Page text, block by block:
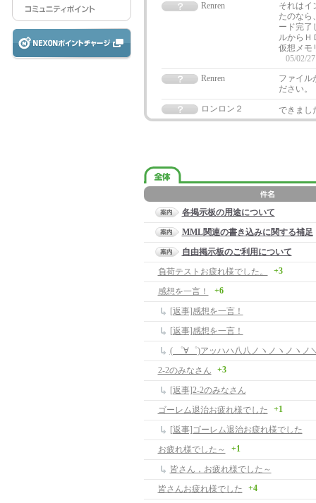
Renren
それはイ
たのなら
ード完了
ルからＨ
仮想メモ
05/02/
Renren
ファイル
ださい。
ロンロン２
できまし
各掲示板の用途について
MML関連の書き込みに関する補足
自由掲示板のご利用について
負荷テストお疲れ様でした。
+3
感想を一言！ +6
[返事]感想を一言！
[返事]感想を一言！
( ゜∀゜)アッハハ八八ノヽノヽノヽノ
2-2のみなさん
+3
[返事]2-2のみなさん
ゴーレム退治お疲れ様でした
+1
[返事]ゴーレム退治お疲れ様でした
お疲れ様でした～
+1
皆さん，お疲れ様でした～
皆さんお疲れ様でした
+4